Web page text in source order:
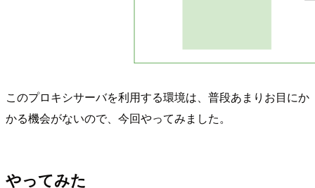
このプロキシサーバを利用する環境は、普段あまりお目にか
かる機会がないので、今回やってみました。
やってみた